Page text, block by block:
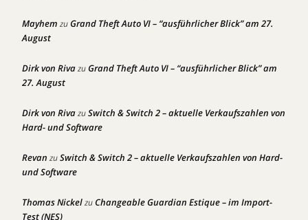
Mayhem zuGrand Theft Auto VI – “ausführlicher Blick” am 27.
August
Dirk von RivazuGrand Theft Auto VI – “ausführlicher Blick” am
27. August
Dirk von RivazuSwitch & Switch 2 – aktuelle Verkaufszahlen von
Hard- und Software
Revan zuSwitch & Switch 2 – aktuelle Verkaufszahlen von Hard-
und Software
Thomas NickelzuChangeable Guardian Estique – im Import-
Test (NES)